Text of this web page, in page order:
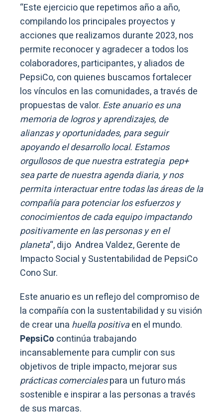
“Este ejercicio que repetimos año a año,
compilando los principales proyectos y
acciones que realizamos durante 2023, nos
permite reconocer y agradecer a todos los
colaboradores, participantes, y aliados de
PepsiCo, con quienes buscamos fortalecer
los vínculos en las comunidades, a través de
propuestas de valor. Este anuario es una
memoria de logros y aprendizajes, de
alianzas y oportunidades, para seguir
apoyando el desarrollo local. Estamos
orgullosos de que nuestra estrategia pep+
sea parte de nuestra agenda diaria, y nos
permita interactuar entre todas las áreas de la
compañía para potenciar los esfuerzos y
conocimientos de cada equipo impactando
positivamente en las personas y en el
planeta“, dijo Andrea Valdez, Gerente de
Impacto Social y Sustentabilidad de PepsiCo
Cono Sur.
Este anuario es un reflejo del compromiso de
la compañía con la sustentabilidad y su visión
de crear una huella positivaen el mundo.
PepsiCo continúa trabajando
incansablemente para cumplir con sus
objetivos de triple impacto, mejorar sus
prácticas comercialespara un futuro más
sostenible e inspirar a las personas a través
de sus marcas.